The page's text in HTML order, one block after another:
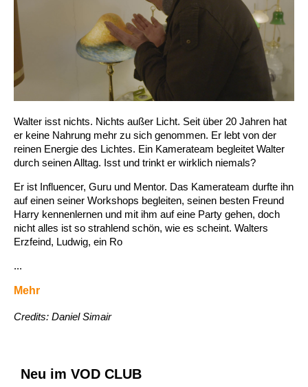
Walter isst nichts. Nichts außer Licht. Seit über 20 Jahren hat
er keine Nahrung mehr zu sich genommen. Er lebt von der
reinen Energie des Lichtes. Ein Kamerateam begleitet Walter
durch seinen Alltag. Isst und trinkt er wirklich niemals?
Er ist Influencer, Guru und Mentor. Das Kamerateam durfte ihn
auf einen seiner Workshops begleiten, seinen besten Freund
Harry kennenlernen und mit ihm auf eine Party gehen, doch
nicht alles ist so strahlend schön, wie es scheint. Walters
Erzfeind, Ludwig, ein Ro
...
Mehr
Credits: Daniel Simair
Neu im VOD CLUB